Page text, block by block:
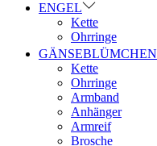
ENGEL
Kette
Ohrringe
GÄNSEBLÜMCHEN
Kette
Ohrringe
Armband
Anhänger
Armreif
Brosche